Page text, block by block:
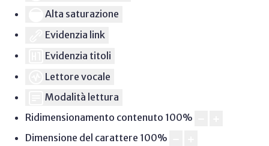
Alta saturazione
Evidenzia link
Evidenzia titoli
Lettore vocale
Modalità lettura
Ridimensionamento contenuto 100%
Dimensione del carattere 100%